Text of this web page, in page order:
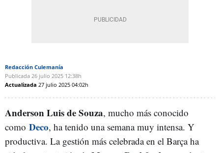
Redacción Culemanía
Publicada 26 julio 2025 12:38h
Actualizada 27 julio 2025 04:02h
Anderson Luis de Souza, mucho más conocido
como Deco, ha tenido una semana muy intensa. Y
productiva. La gestión más celebrada en el Barça ha